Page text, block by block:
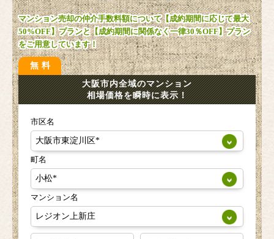
マンション売却の仲介手数料額について【成約期間に応じて最大
50%OFF】プランと【成約期間に関係なく一律30％OFF】プラン
をご用意しています！
無料
大阪市内全域のマンション
相場価格を瞬時に表示！
市区名
町名
マンション名